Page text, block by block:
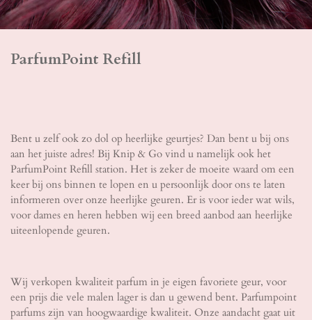
ParfumPoint Refill
Bent u zelf ook zo dol op heerlijke geurtjes? Dan bent u bij ons
aan het juiste adres! Bij Knip & Go vind u namelijk ook het
ParfumPoint Refill station. Het is zeker de moeite waard om een
keer bij ons binnen te lopen en u persoonlijk door ons te laten
informeren over onze heerlijke geuren. Er is voor ieder wat wils,
voor dames en heren hebben wij een breed aanbod aan heerlijke
uiteenlopende geuren.
Wij verkopen kwaliteit parfum in je eigen favoriete geur, voor
een prijs die vele malen lager is dan u gewend bent. Parfumpoint
parfums zijn van hoogwaardige kwaliteit. Onze aandacht gaat uit